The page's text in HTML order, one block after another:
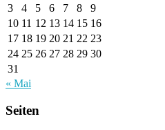
3
4 5 6 7 8
9
10 11 12 13 14 15 16
17 18 19 20 21 22 23
24 25 26 27 28 29 30
31
« Mai
Seiten